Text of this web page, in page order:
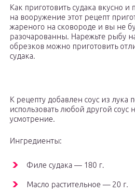
Как приготовить судака вкусно и
на вооружение этот рецепт
жареного на сковороде и вы не
разочарованны. Нарежьте рыбу
обрезков можно приготовить
судака.
К рецепту добавлен соус из лука
использовать любой другой соус
усмотрение.
Ингредиенты:
Филе судака — 180 г.
Масло растительное — 20 г.